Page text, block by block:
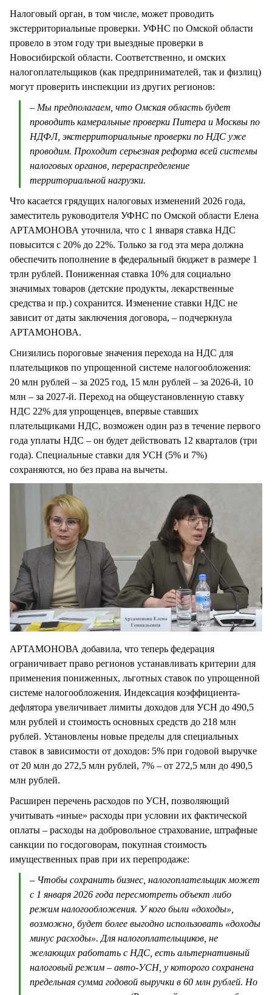
Налоговый орган, в том числе, может проводить
экстерриториальные проверки. УФНС по Омской области
провело в этом году три выездные проверки в
Новосибирской области. Соответственно, и омских
налогоплательщиков (как предпринимателей, так и физлиц)
могут проверить инспекции из других регионов:
– Мы предполагаем, что Омская область будет
проводить камеральные проверки Питера и Москвы по
НДФЛ, экстерриториальные проверки по НДС уже
проводим. Проходит серьезная реформа всей системы
налоговых органов, перераспределение
территориальной нагрузки.
Что касается грядущих налоговых изменений 2026 года,
заместитель руководителя УФНС по Омской области Елена
АРТАМОНОВА уточнила, что с 1 января ставка НДС
повысится с 20% до 22%. Только за год эта мера должна
обеспечить пополнение в федеральный бюджет в размере 1
трлн рублей. Пониженная ставка 10% для социально
значимых товаров (детские продукты, лекарственные
средства и пр.) сохранится. Изменение ставки НДС не
зависит от даты заключения договора, – подчеркнула
АРТАМОНОВА.
Снизились пороговые значения перехода на НДС для
плательщиков по упрощенной системе налогообложения:
20 млн рублей – за 2025 год, 15 млн рублей – за 2026-й, 10
млн – за 2027-й. Переход на общеустановленную ставку
НДС 22% для упрощенцев, впервые ставших
плательщиками НДС, возможен один раз в течение первого
года уплаты НДС – он будет действовать 12 кварталов (три
года). Специальные ставки для УСН (5% и 7%)
сохраняются, но без права на вычеты.
АРТАМОНОВА добавила, что теперь федерация
ограничивает право регионов устанавливать критерии для
применения пониженных, льготных ставок по упрощенной
системе налогообложения. Индексация коэффициента-
дефлятора увеличивает лимиты доходов для УСН до 490,5
млн рублей и стоимость основных средств до 218 млн
рублей. Установлены новые пределы для специальных
ставок в зависимости от доходов: 5% при годовой выручке
от 20 млн до 272,5 млн рублей, 7% – от 272,5 млн до 490,5
млн рублей.
Расширен перечень расходов по УСН, позволяющий
учитывать «иные» расходы при условии их фактической
оплаты – расходы на добровольное страхование, штрафные
санкции по госдоговорам, покупная стоимость
имущественных прав при их перепродаже:
– Чтобы сохранить бизнес, налогоплательщик может
с 1 января 2026 года пересмотреть объект либо
режим налогообложения. У кого были «доходы»,
возможно, будет более выгодно использовать «доходы
минус расходы». Для налогоплательщиков, не
желающих работать с НДС, есть альтернативный
налоговый режим – авто-УСН, у которого сохранена
предельная сумма годовой выручки в 60 млн рублей. Но